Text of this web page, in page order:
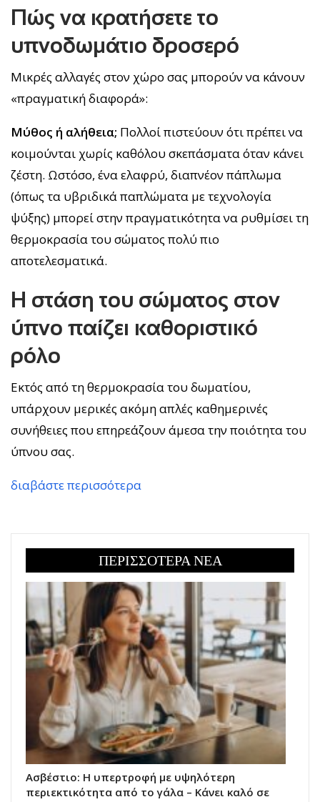
Πώς να κρατήσετε το
υπνοδωμάτιο δροσερό
Μικρές αλλαγές στον χώρο σας μπορούν να κάνουν
«πραγματική διαφορά»:
Μύθος ή αλήθεια; Πολλοί πιστεύουν ότι πρέπει να
κοιμούνται χωρίς καθόλου σκεπάσματα όταν κάνει
ζέστη. Ωστόσο, ένα ελαφρύ, διαπνέον πάπλωμα
(όπως τα υβριδικά παπλώματα με τεχνολογία
ψύξης) μπορεί στην πραγματικότητα να ρυθμίσει τη
θερμοκρασία του σώματος πολύ πιο
αποτελεσματικά.
Η στάση του σώματος στον
ύπνο παίζει καθοριστικό
ρόλο
Εκτός από τη θερμοκρασία του δωματίου,
υπάρχουν μερικές ακόμη απλές καθημερινές
συνήθειες που επηρεάζουν άμεσα την ποιότητα του
ύπνου σας.
διαβάστε περισσότερα
ΠΕΡΙΣΣΟΤΕΡΑ ΝΕΑ
Ασβέστιο: Η υπερτροφή με υψηλότερη
περιεκτικότητα από το γάλα – Κάνει καλό σε